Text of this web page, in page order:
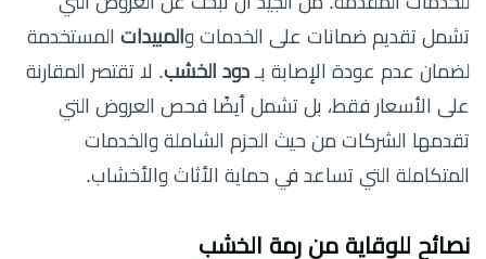
تشمل تقديم ضمانات على الخدمات والمبيدات المستخدمة
لضمان عدم عودة الإصابة بـ دود الخشب. لا تقتصر المقارنة
على الأسعار فقط، بل تشمل أيضًا فحص العروض التي
تقدمها الشركات من حيث الحزم الشاملة والخدمات
المتكاملة التي تساعد في حماية الأثاث والأخشاب.
نصائح للوقاية من رمة الخشب